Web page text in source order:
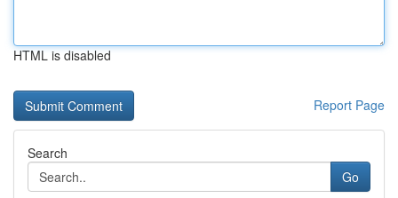
HTML is disabled
Report Page
Search
Go